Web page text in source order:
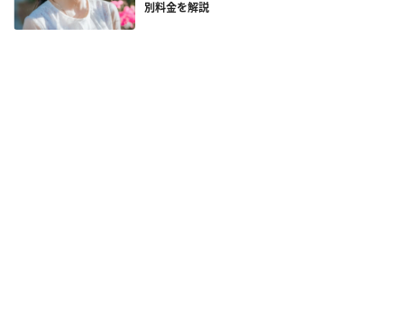
別料金を解説